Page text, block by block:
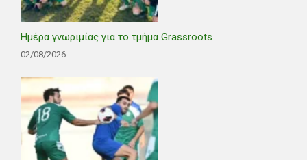
Ημέρα γνωριμίας για το τμήμα Grassroots
02/08/2026